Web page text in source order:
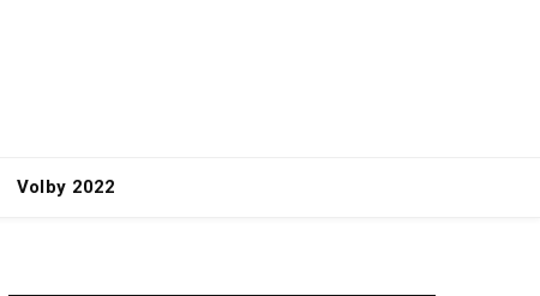
Volby 2022